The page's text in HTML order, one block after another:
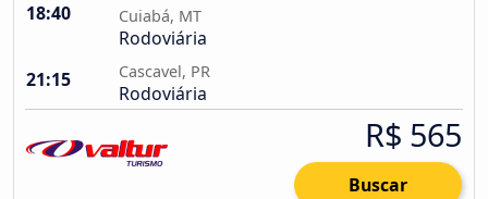
18:40 Cuiabá, MT
Rodoviária
21:15
Cascavel, PR
Rodoviária
R$ 565
Buscar